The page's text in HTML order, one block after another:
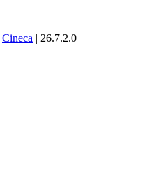
Cineca | 26.7.2.0